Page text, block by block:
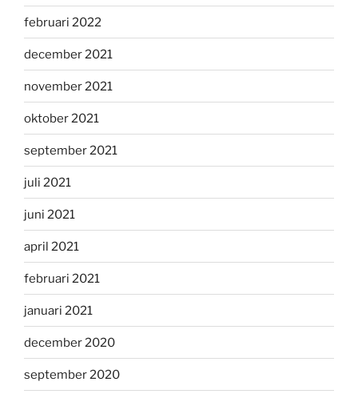
februari 2022
december 2021
november 2021
oktober 2021
september 2021
juli 2021
juni 2021
april 2021
februari 2021
januari 2021
december 2020
september 2020